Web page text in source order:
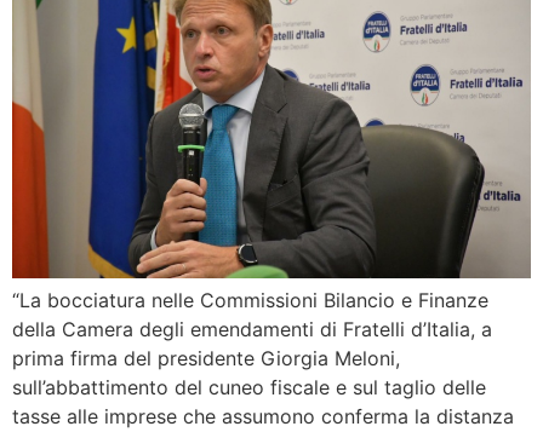
“La bocciatura nelle Commissioni Bilancio e Finanze
della Camera degli emendamenti di Fratelli d’Italia, a
prima firma del presidente Giorgia Meloni,
sull’abbattimento del cuneo fiscale e sul taglio delle
tasse alle imprese che assumono conferma la distanza